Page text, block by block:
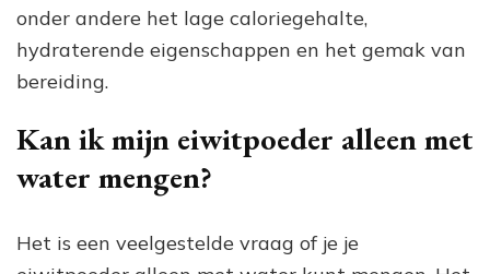
onder andere het lage caloriegehalte,
hydraterende eigenschappen en het gemak van
bereiding.
Kan ik mijn eiwitpoeder alleen met
water mengen?
Het is een veelgestelde vraag of je je